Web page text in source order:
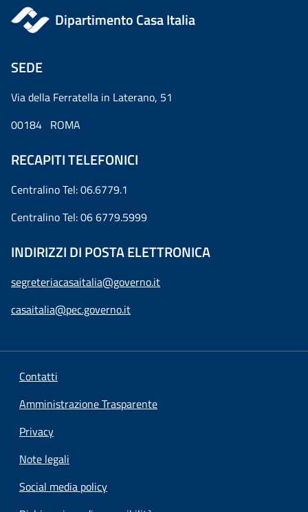
Dipartimento Casa Italia
SEDE
Via della Ferratella in Laterano, 51
00184 ROMA
RECAPITI TELEFONICI
Centralino Tel: 06.6779.1
Centralino Tel: 06 6779.5999
INDIRIZZI DI POSTA ELETTRONICA
segreteriacasaitalia@governo.it
casaitalia@pec.governo.it
Contatti
Amministrazione Trasparente
Privacy
Note legali
Social media policy